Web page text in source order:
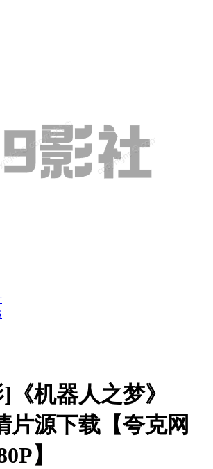
机器人之梦》
片源下载【夸克网
】